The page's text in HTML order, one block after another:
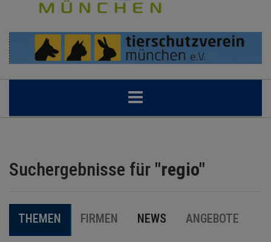
BRANCHEN
TERMINE
Suchergebnisse für "regio"
THEMEN FIRMEN NEWS ANGEBOTE